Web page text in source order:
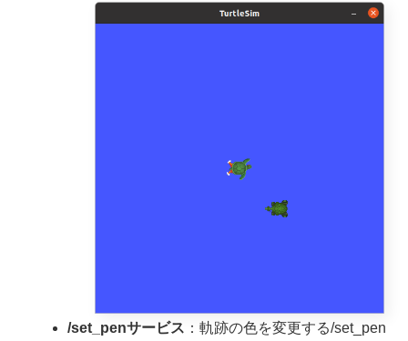
/set_penサービス ：軌跡の色を変更する/set_pen